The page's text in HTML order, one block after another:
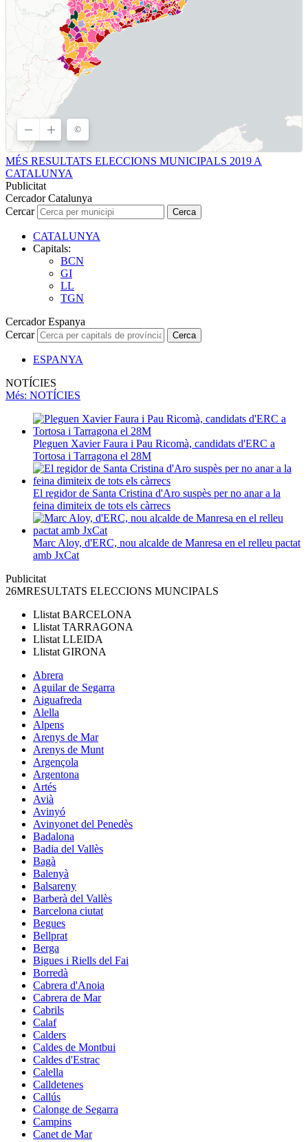
MÉS RESULTATS ELECCIONS MUNICIPALS 2019 A
CATALUNYA
Publicitat
Cercador Catalunya
Cercar
Cerca
CATALUNYA
Capitals:
BCN
GI
LL
TGN
Cercador Espanya
Cercar
Cerca
ESPANYA
NOTÍCIES
Més: NOTÍCIES
Pleguen Xavier Faura i Pau Ricomà, candidats d'ERC a
Tortosa i Tarragona el 28M
El regidor de Santa Cristina d'Aro suspès per no anar a la
feina dimiteix de tots els càrrecs
Marc Aloy, d'ERC, nou alcalde de Manresa en el relleu pactat
amb JxCat
Publicitat
26MRESULTATS ELECCIONS MUNCIPALS
Llistat BARCELONA
Llistat TARRAGONA
Llistat LLEIDA
Llistat GIRONA
Abrera
Aguilar de Segarra
Aiguafreda
Alella
Alpens
Arenys de Mar
Arenys de Munt
Argençola
Argentona
Artés
Avià
Avinyó
Avinyonet del Penedès
Badalona
Badia del Vallès
Bagà
Balenyà
Balsareny
Barberà del Vallès
Barcelona ciutat
Begues
Bellprat
Berga
Bigues i Riells del Fai
Borredà
Cabrera d'Anoia
Cabrera de Mar
Cabrils
Calaf
Calders
Caldes de Montbui
Caldes d'Estrac
Calella
Calldetenes
Callús
Calonge de Segarra
Campins
Canet de Mar